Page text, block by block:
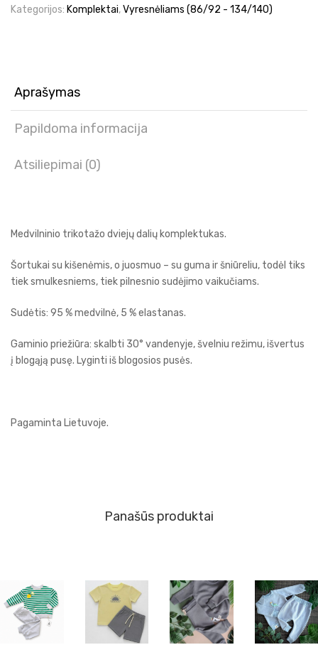
Kategorijos: Komplektai,Vyresnėliams (86/92 - 134/140)
Aprašymas
Papildoma informacija
Atsiliepimai (0)
Medvilninio trikotažo dviejų dalių komplektukas.
Šortukai su kišenėmis, o juosmuo – su guma ir šniūreliu, todėl tiks
tiek smulkesniems, tiek pilnesnio sudėjimo vaikučiams.
Sudėtis: 95 % medvilnė, 5 % elastanas.
Gaminio priežiūra: skalbti 30° vandenyje, švelniu režimu, išvertus
į blogąją pusę. Lyginti iš blogosios pusės.
Pagaminta Lietuvoje.
Panašūs produktai